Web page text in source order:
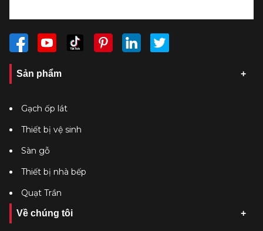
Sản phẩm
Gạch ốp lát
Thiết bị vệ sinh
Sàn gỗ
Thiết bị nhà bếp
Quạt Trần
Về chúng tôi